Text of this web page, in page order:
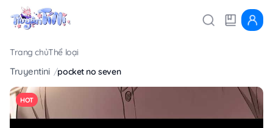
Trang chủThể loại
Truyentini pocket no seven
HOT